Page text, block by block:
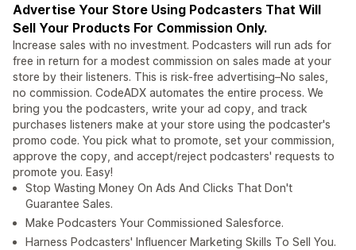
Advertise Your Store Using Podcasters That Will
Sell Your Products For Commission Only.
Increase sales with no investment. Podcasters will run ads for
free in return for a modest commission on sales made at your
store by their listeners. This is risk-free advertising–No sales,
no commission. CodeADX automates the entire process. We
bring you the podcasters, write your ad copy, and track
purchases listeners make at your store using the podcaster's
promo code. You pick what to promote, set your commission,
approve the copy, and accept/reject podcasters' requests to
promote you. Easy!
Stop Wasting Money On Ads And Clicks That Don't
Guarantee Sales.
Make Podcasters Your Commissioned Salesforce.
Harness Podcasters' Influencer Marketing Skills To Sell You.